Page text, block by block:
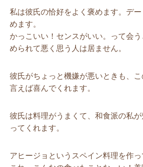
私は彼氏の恰好をよく褒めます。デ
めます。
かっこいい！センスがいい。って会
められて悪く思う人は居ません。
彼氏がちょっと機嫌が悪いときも、
言えば喜んでくれます。
彼氏は料理がうまくて、和食派の私
ってくれます。
アヒージョというスペイン料理を作